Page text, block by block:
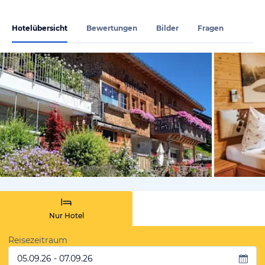
Hotelübersicht Bewertungen Bilder Fragen
von
Nur Hotel
Reisezeitraum
05.09.26 - 07.09.26